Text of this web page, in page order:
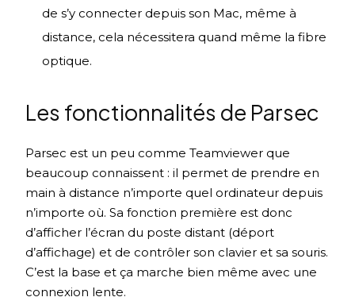
de s’y connecter depuis son Mac, même à
distance, cela nécessitera quand même la fibre
optique.
Les fonctionnalités de Parsec
Parsec est un peu comme Teamviewer que
beaucoup connaissent : il permet de prendre en
main à distance n’importe quel ordinateur depuis
n’importe où. Sa fonction première est donc
d’afficher l’écran du poste distant (déport
d’affichage) et de contrôler son clavier et sa souris.
C’est la base et ça marche bien même avec une
connexion lente.